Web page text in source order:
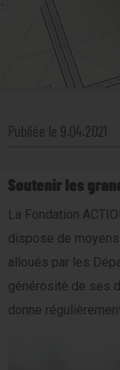
Publiée le 9.04.2021
Soutenir les
La Fondation
dispose de
alloués par les
générosité de ses
donne